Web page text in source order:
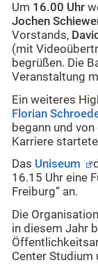
Um 16.00 Uhr
Jochen
Vorstands,
(mit
begrüßen. Die
Veranstaltung
Ein weiteres
Florian
begann und
Karriere
Das Uniseum
16.15 Uhr eine
Freiburg“ an.
Die
in diesem Jahr
Center Studium